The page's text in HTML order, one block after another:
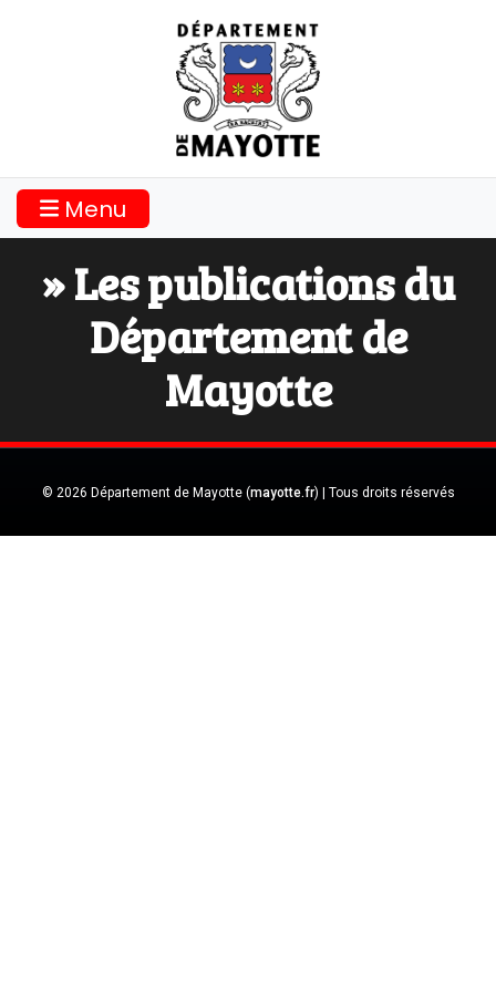
Menu
» Les publications du
Département de
Mayotte
© 2026 Département de Mayotte (mayotte.fr) | Tous droits réservés